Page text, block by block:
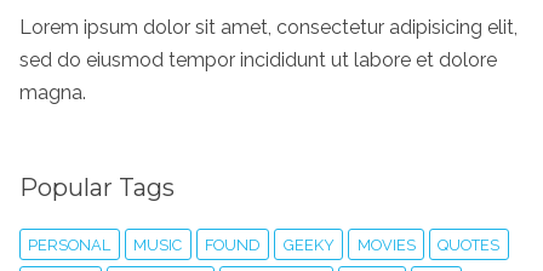
Lorem ipsum dolor sit amet, consectetur adipisicing elit,
sed do eiusmod tempor incididunt ut labore et dolore
magna.
Popular Tags
PERSONAL MUSIC FOUND GEEKY MOVIES QUOTES